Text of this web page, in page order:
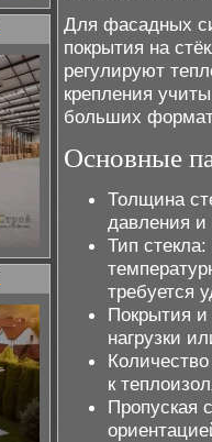
Для фасадных
покрытия на
регулируют
крепления
больших
Основные
Толщина
давления и
Тип
требуется
Покрытия
нагрузки
к
Пропуская